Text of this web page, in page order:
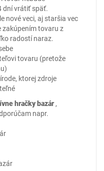
dní vrátiť späť.
nové veci, aj staršia vec
zakúpením tovaru z
radostí naraz.
tovaru (pretože
ktorej zdroje
hračky bazár ,
napr.